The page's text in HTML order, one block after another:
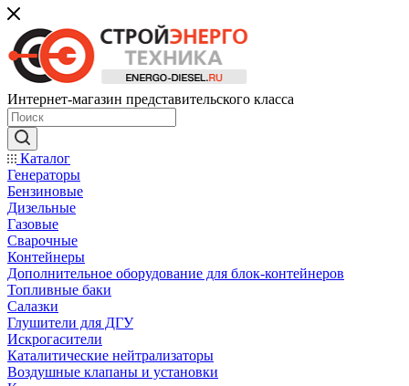
Интернет-магазин представительского класса
Каталог
Генераторы
Бензиновые
Дизельные
Газовые
Сварочные
Контейнеры
Дополнительное оборудование для блок-контейнеров
Топливные баки
Салазки
Глушители для ДГУ
Искрогасители
Каталитические нейтрализаторы
Воздушные клапаны и установки